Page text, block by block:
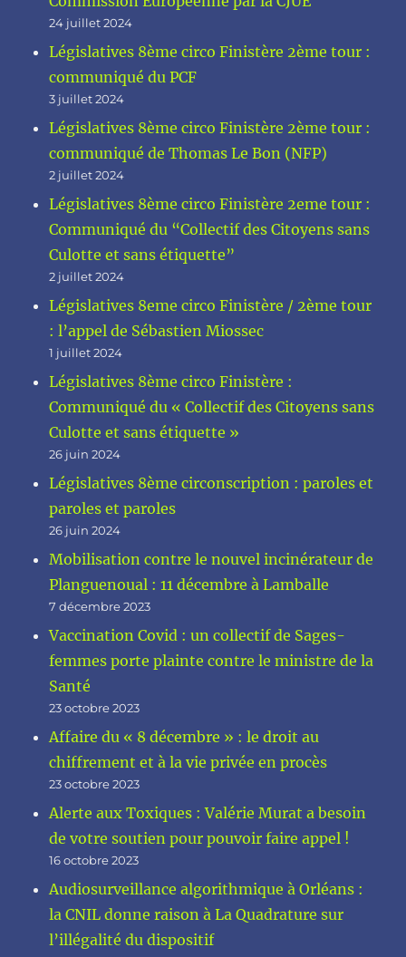
24 juillet 2024
Législatives 8ème circo Finistère 2ème tour :
communiqué du PCF
3 juillet 2024
Législatives 8ème circo Finistère 2ème tour :
communiqué de Thomas Le Bon (NFP)
2 juillet 2024
Législatives 8ème circo Finistère 2eme tour :
Communiqué du “Collectif des Citoyens sans
Culotte et sans étiquette”
2 juillet 2024
Législatives 8eme circo Finistère / 2ème tour
: l’appel de Sébastien Miossec
1 juillet 2024
Législatives 8ème circo Finistère :
Communiqué du « Collectif des Citoyens sans
Culotte et sans étiquette »
26 juin 2024
Législatives 8ème circonscription : paroles et
paroles et paroles
26 juin 2024
Mobilisation contre le nouvel incinérateur de
Planguenoual : 11 décembre à Lamballe
7 décembre 2023
Vaccination Covid : un collectif de Sages-
femmes porte plainte contre le ministre de la
Santé
23 octobre 2023
Affaire du « 8 décembre » : le droit au
chiffrement et à la vie privée en procès
23 octobre 2023
Alerte aux Toxiques : Valérie Murat a besoin
de votre soutien pour pouvoir faire appel !
16 octobre 2023
Audiosurveillance algorithmique à Orléans :
la CNIL donne raison à La Quadrature sur
l’illégalité du dispositif